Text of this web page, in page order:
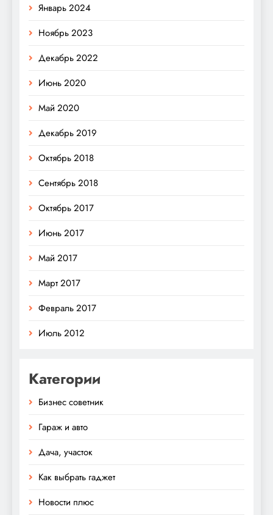
Январь 2024
Ноябрь 2023
Декабрь 2022
Июнь 2020
Май 2020
Декабрь 2019
Октябрь 2018
Сентябрь 2018
Октябрь 2017
Июнь 2017
Май 2017
Март 2017
Февраль 2017
Июль 2012
Категории
Бизнес советник
Гараж и авто
Дача, участок
Как выбрать гаджет
Новости плюс